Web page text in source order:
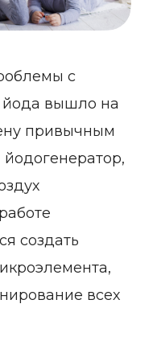
с
йода вышло на
привычным
создать
всех